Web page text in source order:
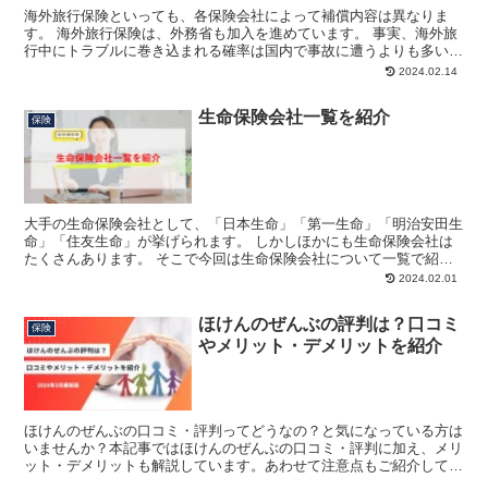
海外旅行保険といっても、各保険会社によって補償内容は異なりま
す。 海外旅行保険は、外務省も加入を進めています。 事実、海外旅
行中にトラブルに巻き込まれる確率は国内で事故に遭うよりも多いと
2024.02.14
保険 生命保険会社一覧を紹介
大手の生命保険会社として、「日本生命」「第一生命」「明治安田生
命」「住友生命」が挙げられます。 しかしほかにも生命保険会社は
たくさんあります。 そこで今回は生命保険会社について一覧で紹介
します。 生命保険のおすすめランキング10選！生命保険...2024.02.01
保険
ほけんのぜんぶの評判は？口コミ
やメリット・デメリットを紹介
ほけんのぜんぶの口コミ・評判ってどうなの？と気になっている方は
いませんか？本記事ではほけんのぜんぶの口コミ・評判に加え、メリ
ット・デメリットも解説しています。あわせて注意点もご紹介してい